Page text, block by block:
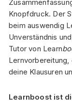
Knopfdruck. Der
beim auswendig
Unverständnis
Tutor von Learn
Lernvorbereitung,
deine Klausuren
Learnboost ist